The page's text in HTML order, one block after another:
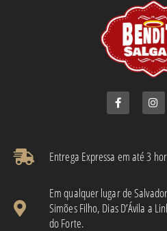
Entrega Expressa em até 3
Em qualquer lugar de
Simões Filho, Dias D’Ávila a
do Forte.